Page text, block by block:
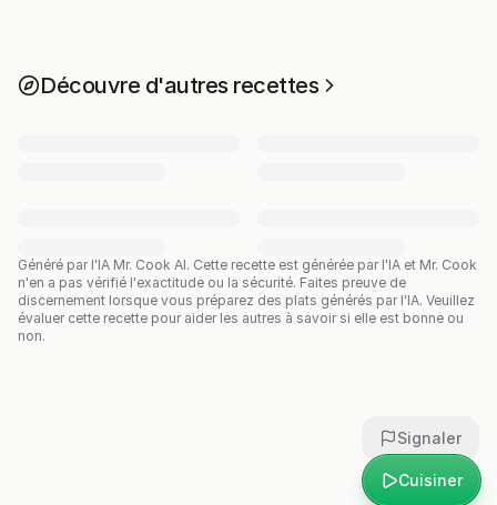
Cuisiner
Découvre d'autres recettes
Généré par l'IA Mr. Cook AI. Cette recette est générée par l'IA et Mr. Cook
n'en a pas vérifié l'exactitude ou la sécurité. Faites preuve de
discernement lorsque vous préparez des plats générés par l'IA. Veuillez
évaluer cette recette pour aider les autres à savoir si elle est bonne ou
non.
Signaler